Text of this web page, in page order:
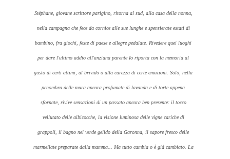
Stèphane, giovane scrittore parigino, ritorna al sud, alla casa della nonna,
nella campagna che fece da cornice alle sue lunghe e spensierate estati di
bambino, fra giochi, feste di paese e allegre pedalate. Rivedere quei luoghi
per dare l'ultimo addio all'anziana parente Io riporta con la memoria al
gusto di certi attimi, al brivido o alla carezza di certe emozioni. Solo, nella
penombra delle mura ancora profumate di lavanda e di torte appena
sfornate, rivive sensazioni di un passato ancora ben presente: il tocco
vellutato delle albicocche, la visione luminosa delle vigne cariche di
grappoli, il bagno nel verde gelido della Garonna, il sapore fresco delle
marmellate preparate dalla mamma... Ma tutto cambia o è già cambiato. La